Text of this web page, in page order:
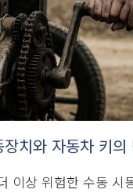
치와 자동차 키의
이상 위험한 수동 시